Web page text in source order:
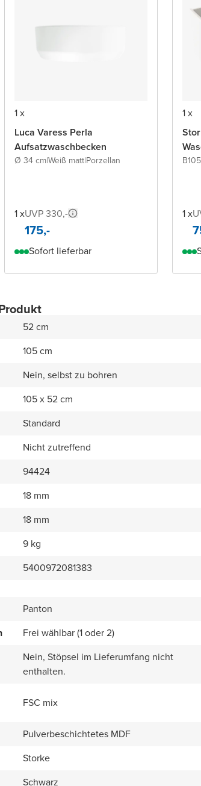
1 x
Luca Varess Perla
Aufsatzwaschbecken
Ø 34 cm|Weiß matt|Porzellan
1 xUVP 330,-
175,-
Sofort lieferbar
1 x
1 x
52 cm
105 cm
Nein, selbst zu bohren
105 x 52 cm
Standard
Nicht zutreffend
94424
18 mm
18 mm
9 kg
5400972081383
Panton
Frei wählbar (1 oder 2)
Nein, Stöpsel im Lieferumfang nicht
enthalten.
FSC mix
Pulverbeschichtetes MDF
Storke
Schwarz